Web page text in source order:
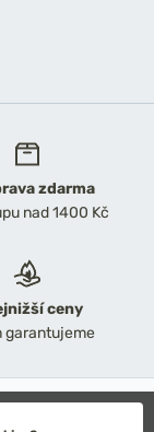
zdarma
nad 1400 Kč
ceny
garantujeme